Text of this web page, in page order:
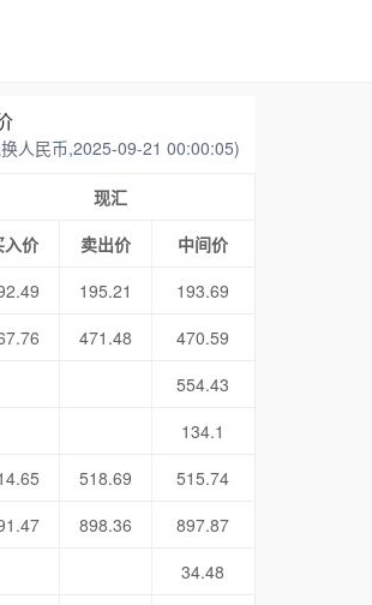
人民币,2025-09-21 00:00:05)
现汇
入价
卖出价
中间价
195.21
193.69
471.48
470.59
554.43
134.1
518.69
515.74
898.36
897.87
34.48